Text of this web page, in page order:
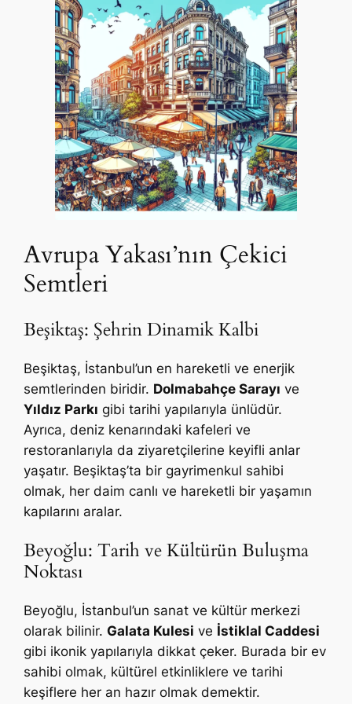
Avrupa Yakası’nın Çekici
Semtleri
Beşiktaş: Şehrin Dinamik Kalbi
Beşiktaş, İstanbul’un en hareketli ve enerjik
semtlerinden biridir. Dolmabahçe Sarayı ve
Yıldız Parkı gibi tarihi yapılarıyla ünlüdür.
Ayrıca, deniz kenarındaki kafeleri ve
restoranlarıyla da ziyaretçilerine keyifli anlar
yaşatır. Beşiktaş’ta bir gayrimenkul sahibi
olmak, her daim canlı ve hareketli bir yaşamın
kapılarını aralar.
Beyoğlu: Tarih ve Kültürün Buluşma
Noktası
Beyoğlu, İstanbul’un sanat ve kültür merkezi
olarak bilinir.Galata Kulesi ve İstiklal Caddesi
gibi ikonik yapılarıyla dikkat çeker. Burada bir ev
sahibi olmak, kültürel etkinliklere ve tarihi
keşiflere her an hazır olmak demektir.